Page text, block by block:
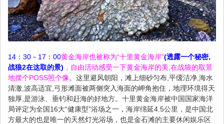
14：30－17：00黄金海岸也被称为“十里黄金海岸”(透露一个秘密,
战狼2在这取的景) ，自由活动感受一下黄金海岸的美,在战狼的取景
地摆个POSS照个像。 这里避风朝阳，滩上细砂匀布,平缓洁净,海水
清澈,波高适宜,弓形滩面被两侧突入海面的岬角抱住，地理环境得天
独厚,是游泳、垂钓和赶海的好地方。十里黄金海岸被中国国家海洋
局评定为全国16大“健康型”浴场之一，海岸绵延4.5公里，是中国北
方最大的也是唯一的天然灯光浴场，也是金石滩的主要休闲娱乐区